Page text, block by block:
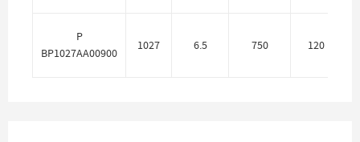
P
BP1027AA00900
1027 6.5 750 120